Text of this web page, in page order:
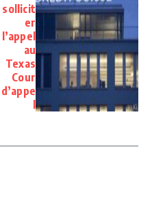
sollicit
er
l’appel
au
Texas
Cour
d’appe